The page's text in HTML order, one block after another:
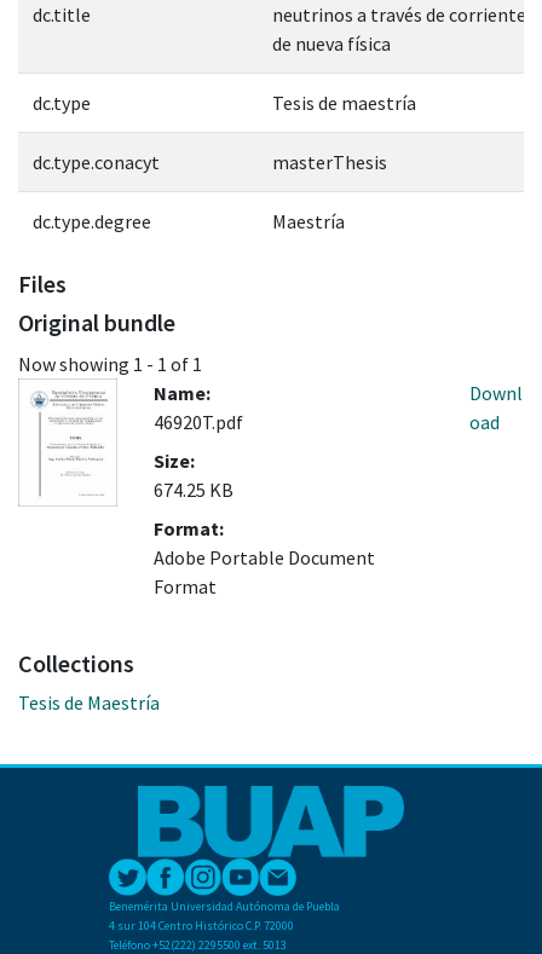
dc.title
neutrinos a través de corrientes
de nueva física
dc.type Tesis de maestría
dc.type.conacyt masterThesis
dc.type.degree Maestría
Files
Original bundle
Now showing 1 - 1 of 1
Name:
46920T.pdf
Size:
674.25 KB
Format:
Adobe Portable Document
Format
Downl
oad
Collections
Tesis de Maestría
Benemérita Universidad Autónoma de Puebla
4 sur 104 Centro Histórico C.P. 72000
Teléfono +52(222) 2295500 ext. 5013